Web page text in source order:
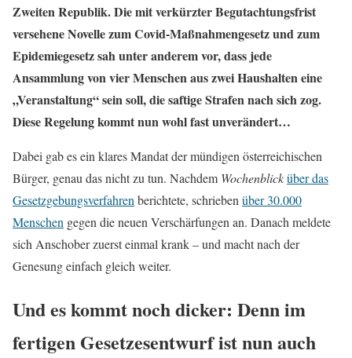
Zweiten Republik. Die mit verkürzter Begutachtungsfrist
versehene Novelle zum Covid-Maßnahmengesetz und zum
Epidemiegesetz sah unter anderem vor, dass jede
Ansammlung von vier Menschen aus zwei Haushalten eine
„Veranstaltung“ sein soll, die saftige Strafen nach sich zog.
Diese Regelung kommt nun wohl fast unverändert…
Dabei gab es ein klares Mandat der mündigen österreichischen
Bürger, genau das nicht zu tun. Nachdem Wochenblicküber das
Gesetzgebungsverfahren berichtete, schrieben über 30.000
Menschen gegen die neuen Verschärfungen an. Danach meldete
sich Anschober zuerst einmal krank – und macht nach der
Genesung einfach gleich weiter.
Und es kommt noch dicker: Denn im
fertigen Gesetzesentwurf ist nun auch